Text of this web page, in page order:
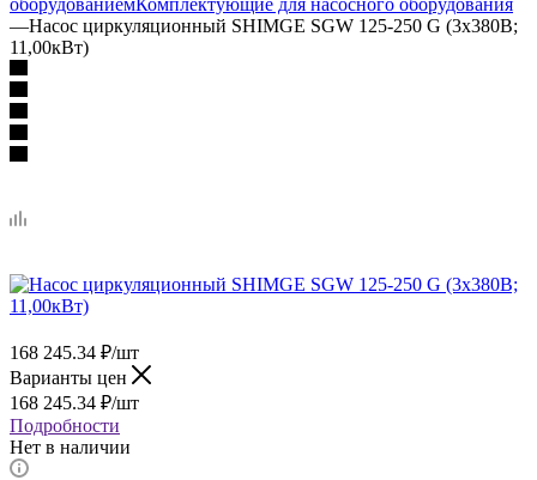
—Насос циркуляционный SHIMGE SGW 125-250 G (3х380В;
11,00кВт)
168 245.34 ₽/шт
Варианты цен
168 245.34 ₽/шт
Подробности
Нет в наличии